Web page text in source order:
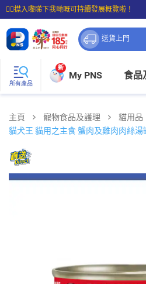
☝🏼㩒入嚟睇下我哋嘅可持續發展概覽啦！
⭐購物滿$399即享免費送貨；滿$100即可免
送貨上門
所有產品
新
My PNS 食品
主頁 寵物食品及護理 貓用品
貓犬王 貓用之主食 蟹肉及雞肉肉絲湯